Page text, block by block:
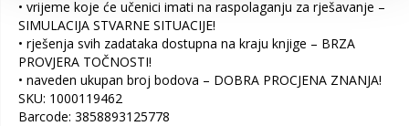
• vrijeme koje će učenici imati na raspolaganju za rješavanje –
SIMULACIJA STVARNE SITUACIJE!
• rješenja svih zadataka dostupna na kraju knjige – BRZA
PROVJERA TOČNOSTI!
• naveden ukupan broj bodova – DOBRA PROCJENA ZNANJA!
SKU: 1000119462
Barcode: 3858893125778